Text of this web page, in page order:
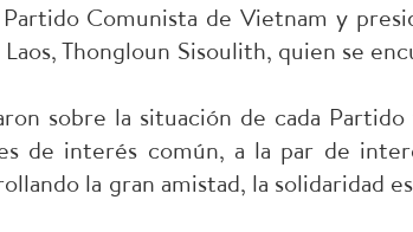
Comunista de Vietnam y
Thongloun Sisoulith, quien se
sobre la situación de cada
de interés común, a la par de
la gran amistad, la solidaridad